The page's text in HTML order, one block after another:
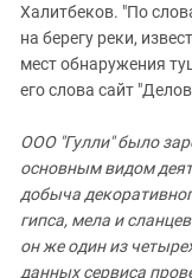
Халитбеков. "По
на берегу реки,
мест обнаружения
его слова сайт
ООО "Гулли" было
основным видом
добыча
гипса, мела и
он же один из
данных сервиса